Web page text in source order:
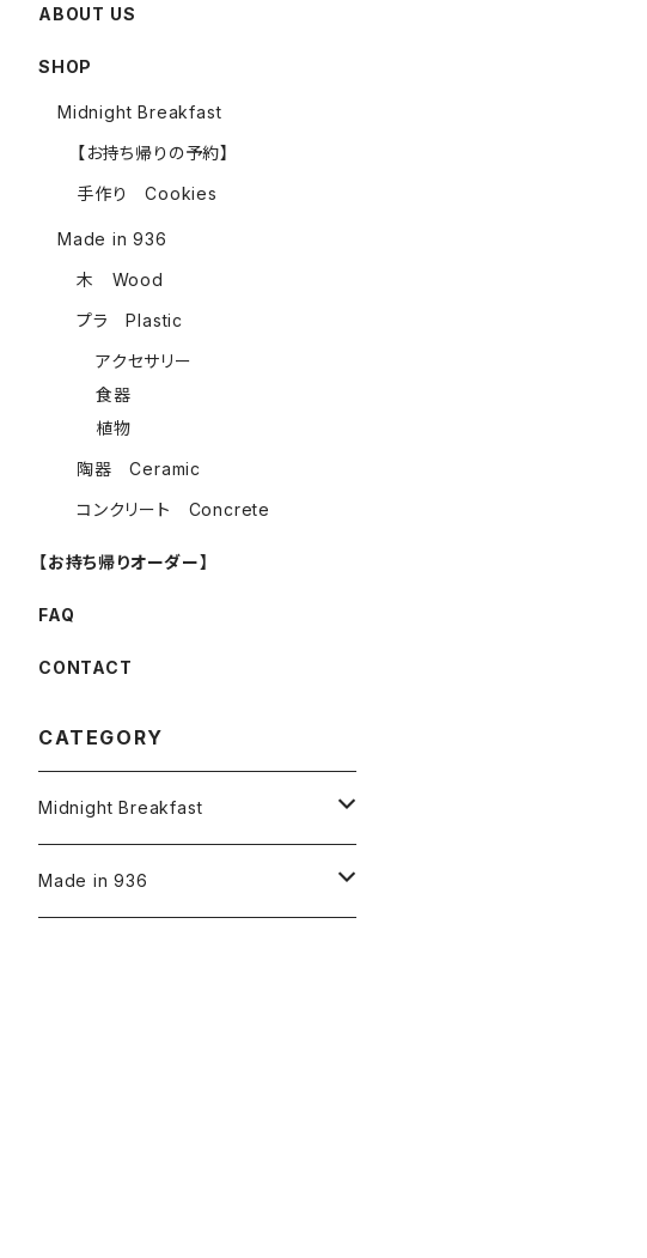
ABOUT US
SHOP
Midnight Breakfast
【お持ち帰りの予約】
手作り Cookies
Made in 936
木 Wood
プラ Plastic
アクセサリー
食器
植物
陶器 Ceramic
コンクリート Concrete
【お持ち帰りオーダー】
FAQ
CONTACT
CATEGORY
Midnight Breakfast
【お持ち帰りの予約】
Made in 936